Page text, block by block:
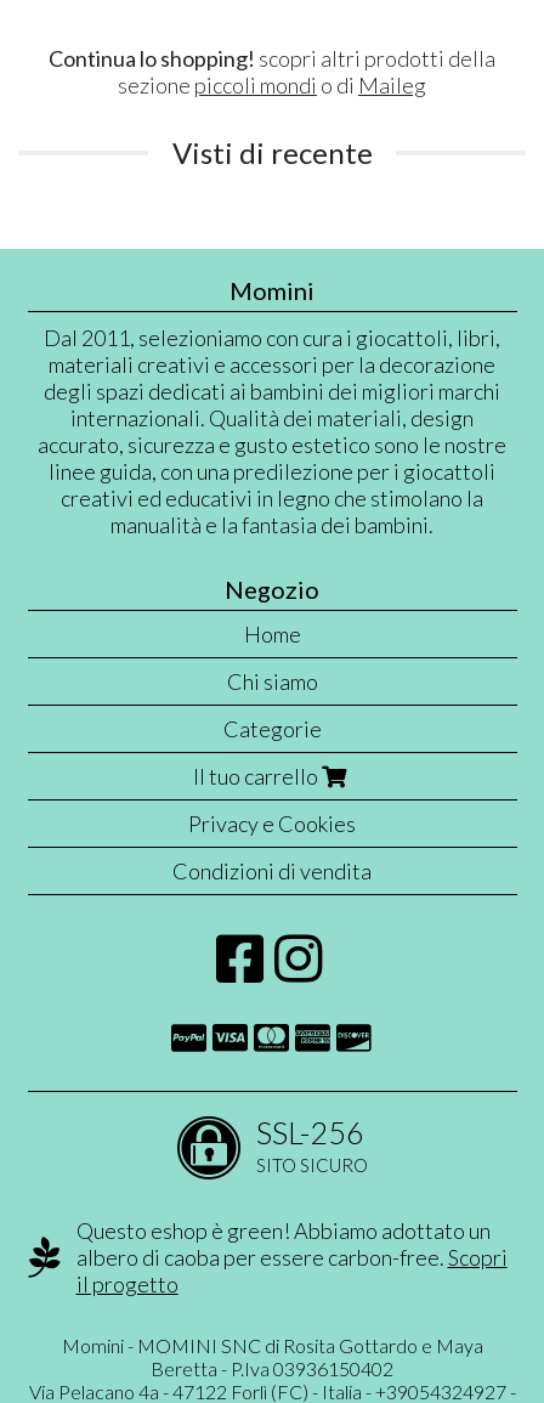
Continua lo shopping! scopri altri prodotti della
sezione piccoli mondi o di Maileg
Visti di recente
Momini
Dal 2011, selezioniamo con cura i giocattoli, libri,
materiali creativi e accessori per la decorazione
degli spazi dedicati ai bambini dei migliori marchi
internazionali. Qualità dei materiali, design
accurato, sicurezza e gusto estetico sono le nostre
linee guida, con una predilezione per i giocattoli
creativi ed educativi in legno che stimolano la
manualità e la fantasia dei bambini.
Negozio
Home
Chi siamo
Categorie
Il tuo carrello
Privacy e Cookies
Condizioni di vendita
SSL-256
SITO SICURO
Questo eshop è green! Abbiamo adottato un
albero di caoba per essere carbon-free.Scopri
il progetto
Momini - MOMINI SNC di Rosita Gottardo e Maya
Beretta - P.Iva 03936150402
Via Pelacano 4a - 47122 Forlì (FC) - Italia - +39054324927 -